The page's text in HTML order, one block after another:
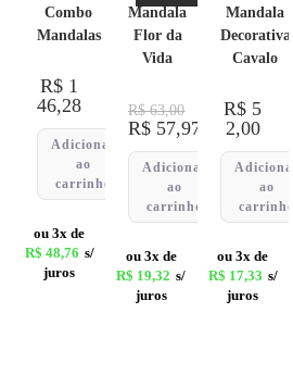
Combo
Mandalas
R$ 1
46,28
Adicionar
ao
carrinho
ou 3x de
R$ 48,76 s/
juros
Mandala
Flor da
Vida
R$63,00
R$ 57,97
Adicionar
ao
carrinho
ou 3x de
R$ 19,32 s/
juros
Mandala
Decorativa
Cavalo
R$ 5
2,00
Adicionar
ao
carrinho
ou 3x de
R$ 17,33 s/
juros